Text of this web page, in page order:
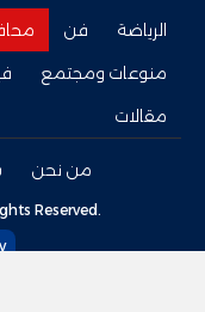
الرياضة
فن
منوعات ومجتمع
مقالات
من نحن
Reserved.